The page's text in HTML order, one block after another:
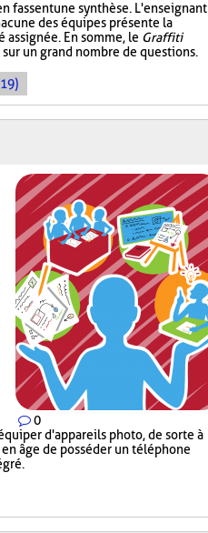
fassent une synthèse. L'enseignant
des équipes présente la
En somme, le Graffiti
un grand nombre de questions.
0
d'appareils photo, de sorte à
âge de posséder un téléphone